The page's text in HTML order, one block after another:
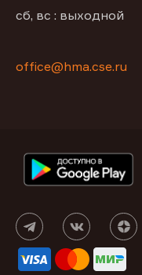
сб, вс : выходной
office@hma.cse.ru